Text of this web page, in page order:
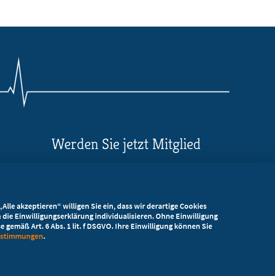
Werden Sie jetzt Mitglied
Kostenlos für Studierende
akzeptieren“ willigen Sie ein, dass wir derartige Cookies
Einwilligungserklärung individualisieren. Ohne Einwilligung
Art. 6 Abs. 1 lit. f DSGVO. Ihre Einwilligung können Sie
.